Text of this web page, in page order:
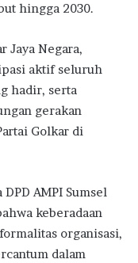
hingga 2030.
Jaya Negara,
aktif seluruh
hadir, serta
gerakan
Golkar di
AMPI Sumsel
keberadaan
organisasi,
dalam